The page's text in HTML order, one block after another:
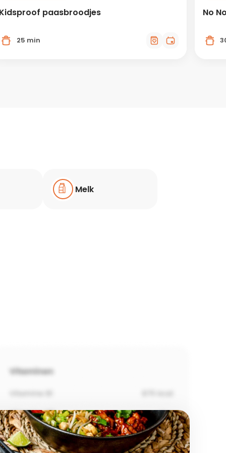
Kidsproof paasbroodjes
25 min
No
Melk